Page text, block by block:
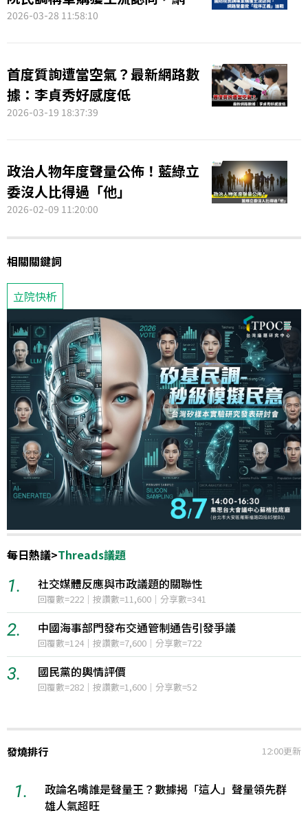
聲量掀「程序正義」論戰
2026-03-28 11:58:10
首度質詢遭當空氣？最新網路數
據：李貞秀好感度低
2026-03-19 18:37:39
政治人物年度聲量公佈！藍綠立
委沒人比得過「他」
2026-02-09 11:20:00
相關關鍵詞
立院快析
每日熱議>國際政治
1. 中菲南海民主礁爭議升溫，美國表態拒絕中國措施
12小時聲量=2,278
2. 日本防衛省2027年度預算計畫創新高
12小時聲量=800
3. 烏克蘭與俄羅斯之間的無人機攻擊與反擊
12小時聲量=304
發燒排行 12:00更新
1.
政論名嘴誰是聲量王？數據揭「這人」聲量領先群
雄人氣超旺